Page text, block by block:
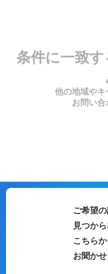
条件に一致
他の地域やキ
お問い
ご希望
見つから
こちら
お聞か